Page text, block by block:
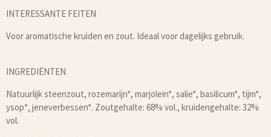
INTERESSANTE FEITEN
Voor aromatische kruiden en zout. Ideaal voor dagelijks gebruik.
INGREDIËNTEN
Natuurlijk steenzout, rozemarijn*, marjolein*, salie*, basilicum*, tijm*,
ysop*, jeneverbessen*. Zoutgehalte: 68% vol., kruidengehalte: 32%
vol.